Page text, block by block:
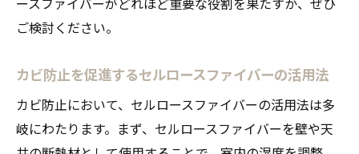
ご検討ください。
カビ防止を促進するセルロースファイバーの活用法
カビ防止において、セルロースファイバーの活用法は多
岐にわたります。まず、セルロースファイバーを壁や天